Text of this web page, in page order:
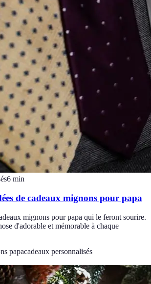
6 min
de cadeaux mignons pour papa
mignons pour papa qui le feront sourire.
d'adorable et mémorable à chaque
papacadeaux personnalisés